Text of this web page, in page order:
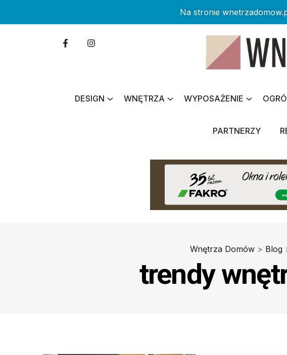
Na stronie
DESIGN WNĘTRZA WYPOSAŻENIE
PARTNERZY
Wnętrza Domów > Blog
trendy